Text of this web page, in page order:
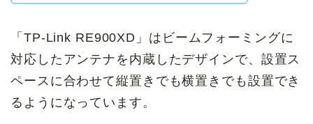
「TP-Link RE900XD」はビームフォーミングに
対応したアンテナを内蔵したデザインで、設置ス
ペースに合わせて縦置きでも横置きでも設置でき
るようになっています。